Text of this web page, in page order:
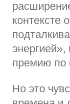
контексте
премию по
Но это